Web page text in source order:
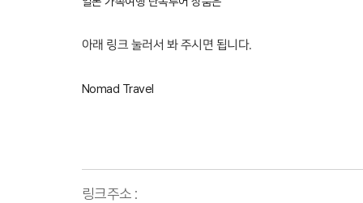
아래 링크 눌러서 봐 주시면 됩니다.
Nomad Travel
링크주소 :